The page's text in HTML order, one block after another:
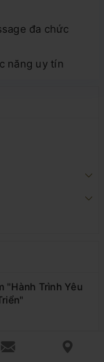
đa chức
năng uy tín
"Hành Trình Yêu
Ghế